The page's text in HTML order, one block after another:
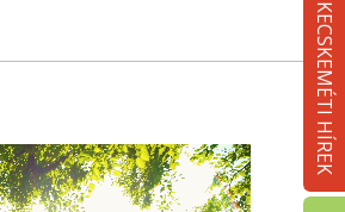
KECSKEMÉTI HÍREK